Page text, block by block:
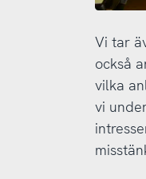
Vi tar
också
vilka
vi